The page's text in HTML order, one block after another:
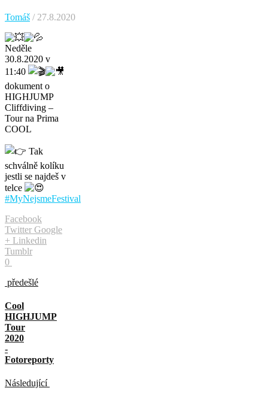
Tomáš / 27.8.2020
Neděle
30.8.2020 v
11:40
dokument o
HIGHJUMP
Cliffdiving –
Tour na Prima
COOL
Tak
schválně kolíku
jestli se najdeš v
telce
#MyNejsmeFestival
Facebook
Twitter Google
+ Linkedin
Tumblr
0
předešlé
Cool
HIGHJUMP
Tour
2020
-
Fotoreporty
Následující